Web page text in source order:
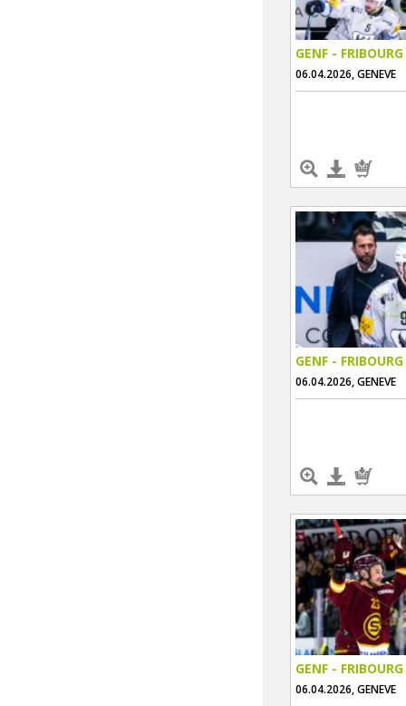
GENF - FRIBOURG
06.04.2026, GENEVE
GENF - FRIBOURG
06.04.2026, GENEVE
GENF - FRIBOURG
06.04.2026, GENEVE